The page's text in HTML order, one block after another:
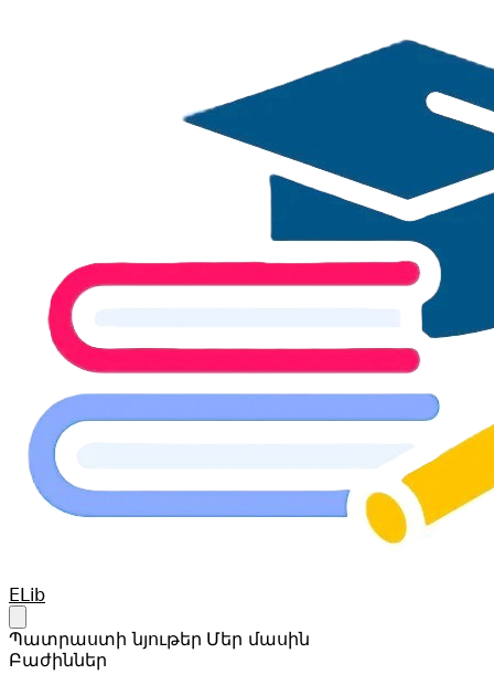
Your Company
ELib
Պատրաստի նյութեր Մեր մասին
Բաժիններ